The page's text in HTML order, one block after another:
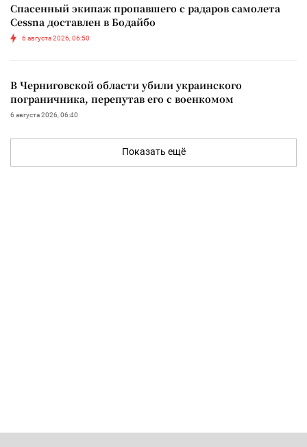
Спасенный экипаж пропавшего с радаров самолета
Cessna доставлен в Бодайбо
6 августа 2026, 06:50
В Черниговской области убили украинского
пограничника, перепутав его с военкомом
6 августа 2026, 06:40
Показать ещё